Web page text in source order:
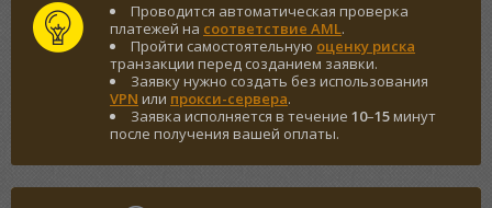
Проводится автоматическая проверка
платежей на соответствие AML.
Пройти самостоятельную оценку риска
транзакции перед созданием заявки.
Заявку нужно создать без использования
VPN или прокси-сервера.
Заявка исполняется в течение 10–15минут
после получения вашей оплаты.